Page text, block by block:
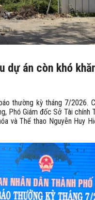
dự án còn khó
thường kỳ tháng 7/2026.
Phó Giám đốc Sở Tài chính
và Thể thao Nguyễn Huy